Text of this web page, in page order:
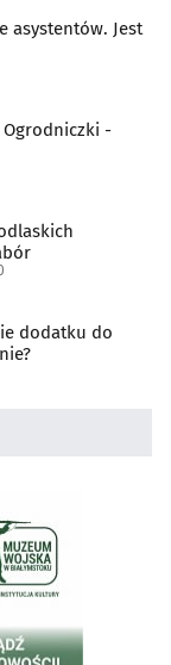
asystentów. Jest
-
dodatku do